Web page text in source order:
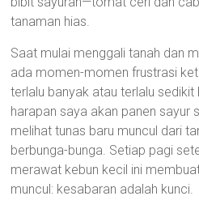
tanaman hias.
Saat mulai menggali tanah dan
ada momen-momen frustrasi
terlalu banyak atau terlalu
harapan saya akan panen sayur
melihat tunas baru muncul dari
berbunga-bunga. Setiap pagi
merawat kebun kecil ini
muncul: kesabaran adalah kunci.